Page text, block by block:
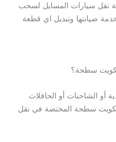
نقل سيارات المسايل لسحب
خدمة صيانتها وتبديل اي قطعة
سطحة؟
أو الشاحنات أو الحافلات
سطحة المختصة في نقل